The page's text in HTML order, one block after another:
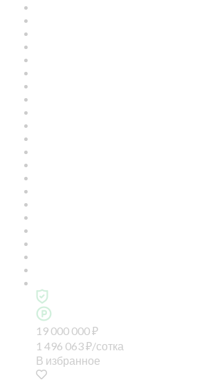
19 000 000₽
1 496 063₽/сотка
В избранное